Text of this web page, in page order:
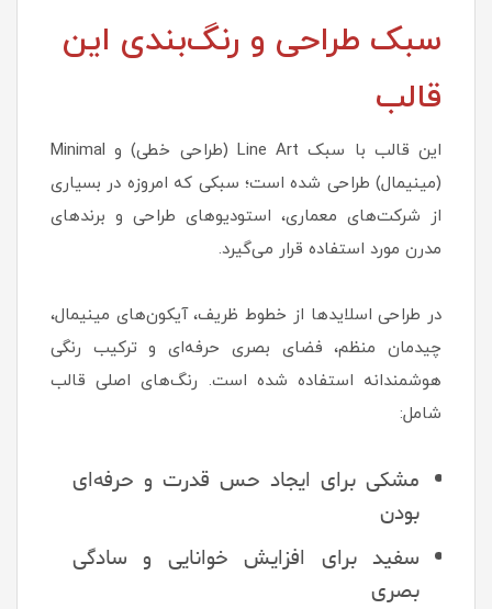
سبک طراحی و رنگ‌بندی این
قالب
این قالب با سبک Line Art (طراحی خطی) و Minimal
(مینیمال) طراحی شده است؛ سبکی که امروزه در بسیاری
از شرکت‌های معماری، استودیوهای طراحی و برندهای
مدرن مورد استفاده قرار می‌گیرد.
در طراحی اسلایدها از خطوط ظریف، آیکون‌های مینیمال،
چیدمان منظم، فضای بصری حرفه‌ای و ترکیب رنگی
هوشمندانه استفاده شده است. رنگ‌های اصلی قالب
شامل:
مشکی برای ایجاد حس قدرت و حرفه‌ای
بودن
سفید برای افزایش خوانایی و سادگی
بصری